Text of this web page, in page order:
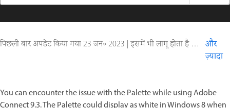
पिछली बार अपडेट किया गया23 जन॰ 2023 | इसमें भी लागू होता है Adobe Connect 9
और
ज़्यादा
You can encounter the issue with the Palette while using Adobe
Connect 9.3. The Palette could display as white in Windows 8 when